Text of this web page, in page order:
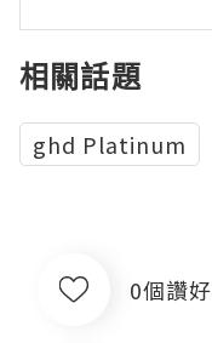
相關話題
ghd Platinum
0個讚好